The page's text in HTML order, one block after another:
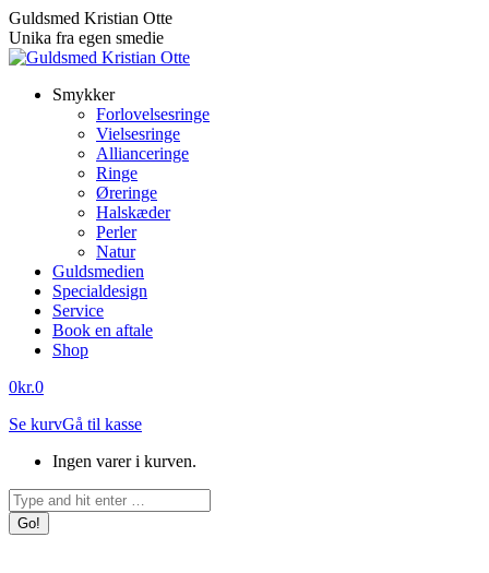
Skip
to
content
Guldsmed Kristian Otte
Unika fra egen smedie
Smykker
Forlovelsesringe
Vielsesringe
Allianceringe
Ringe
Øreringe
Halskæder
Perler
Natur
Guldsmedien
Specialdesign
Service
Book en aftale
Shop
0kr.0
Se kurvGå til kasse
Ingen varer i kurven.
Search: